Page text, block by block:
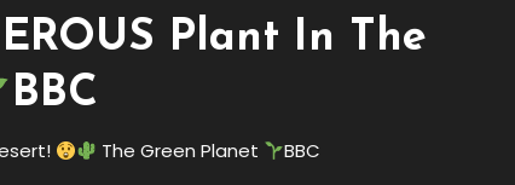
Plant In The
BBC
The Green Planet BBC